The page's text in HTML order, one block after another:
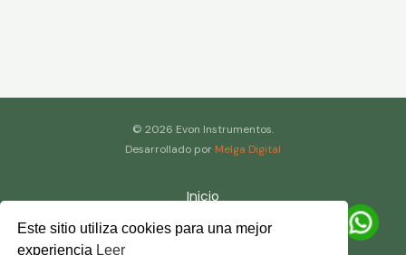
© 2026 Evon Instrumentos.
Desarrollado por Melga Digital
Inicio
Catálogo
Este sitio utiliza cookies para una mejor
experiencia Leer